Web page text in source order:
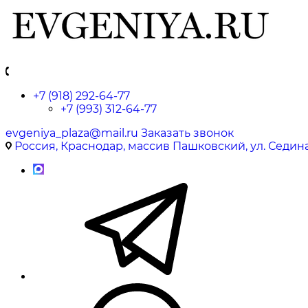
+7 (918) 292-64-77
+7 (993) 312-64-77
evgeniya_plaza@mail.ru Заказать звонок
Россия, Краснодар, массив Пашковский, ул.